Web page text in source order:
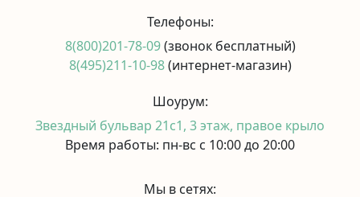
Телефоны:
8(800)201-78-09(звонок бесплатный)
8(495)211-10-98(интернет-магазин)
Шоурум:
Звездный бульвар 21с1, 3 этаж, правое крыло
Время работы: пн-вс с 10:00 до 20:00
Мы в сетях: